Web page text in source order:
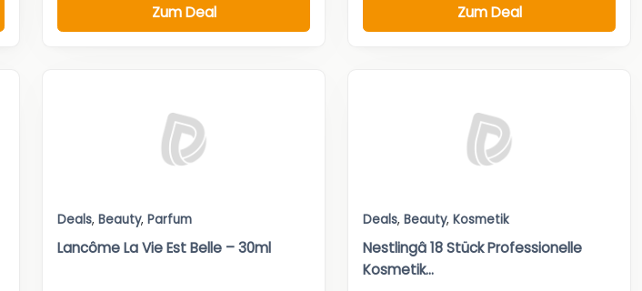
Zum Deal Zum Deal
Deals, Beauty, Parfum
Lancôme La Vie Est Belle – 30ml
Deals, Beauty, Kosmetik
Nestlingâ 18 Stück Professionelle
Kosmetik...